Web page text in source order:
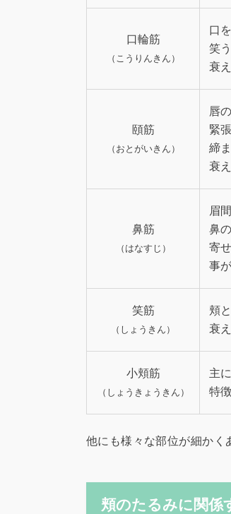
口輪筋
（こうりんきん）
口
笑
衰
頤筋
（おとがいきん）
唇
緊
締
衰
鼻筋
（はなすじ）
眉
鼻
寄
事
笑筋
（しょうきん）
頬
衰
小頬筋
（しょうきょうきん）
主
特
他にも様々な部位が細かく
頬のたるみに関係